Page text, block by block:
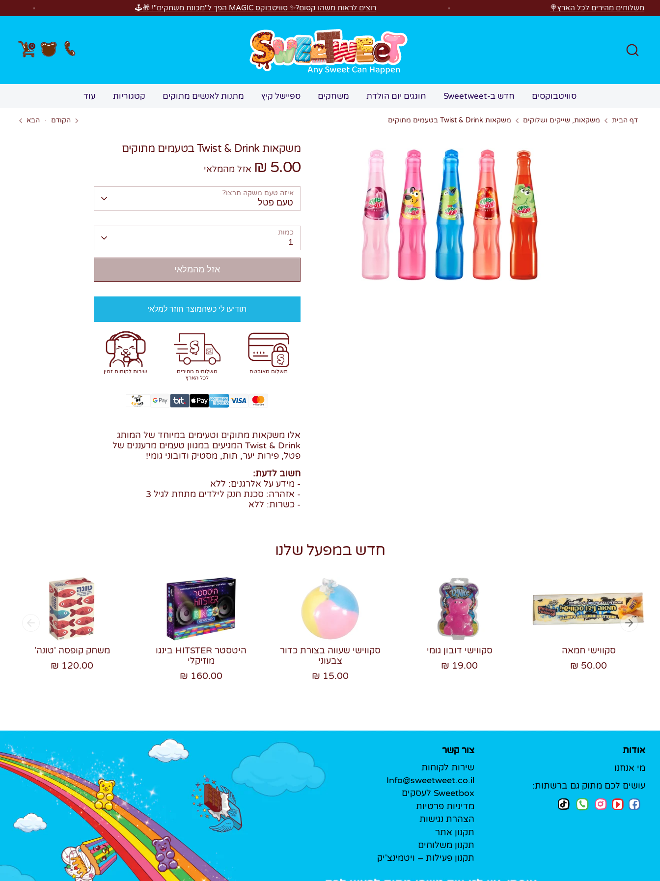
לכל הארץ🍭 רוצים לראות משהו קסום?✨ סוויטבוקס MAGIC הפך ל"מכונת משחקים"! 🎁🕹️
חיפוש 0
סוויטבוקסים חדש ב-Sweetweet חוגגים יום הולדת משחקים ספיישל קיץ מתנות לאנשים מתוקים קטגוריות עוד
דף הבית משקאות, שייקים ושלוקים משקאות Twist & Drink בטעמים מתוקים הקודם הבא
משקאות Twist & Drink בטעמים מתוקים
5.00 ₪ אזל מהמלאי
איזה טעם משקה תרצו?
טעם פטל
כמות
1
אזל מהמלאי
תודיעו לי כשהמוצר חוזר למלאי
תשלום מאובטח
משלוחים מהירים
לכל הארץ
שירות לקוחות זמין
אלו משקאות מתוקים וטעימים במיוחד של המותג
Twist & Drink המגיעים במגוון טעמים מרעננים של
פטל, פירות יער, תות, מסטיק ודובוני גומי!
חשוב לדעת:
- מידע על אלרגנים: ללא
- אזהרה: סכנת חנק לילדים מתחת לגיל 3
- כשרות: ללא
חדש במפעל שלנו
משחק קופסה 'טונה'
120.00 ₪
היטסטר HITSTER בינגו
מוזיקלי
160.00 ₪
סקווישי שעווה בצורת כדור
צבעוני
15.00 ₪
סקווישי דובון גומי
19.00 ₪
סקווישי חמאה
50.00 ₪
אודות
מי אנחנו
עושים לכם מתוק גם ברשתות:
צור קשר
שירות לקוחות
Info@sweetweet.co.il
Sweetbox לעסקים
מדיניות פרטיות
הצהרת נגישות
תקנון אתר
תקנון משלוחים
תקנון פעילות – ויטמינצ'יק